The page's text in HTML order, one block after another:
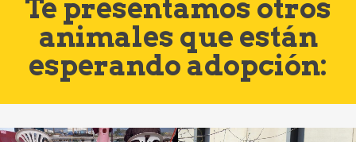
Te presentamos otros
animales que están
esperando adopción: